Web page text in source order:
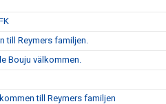
till Reymers familjen.
Bouju välkommen.
till Reymers familjen